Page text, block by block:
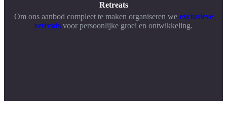
Retreats
Om ons aanbod compleet te maken organiseren we exclusieve
retreats voor persoonlijke groei en ontwikkeling.